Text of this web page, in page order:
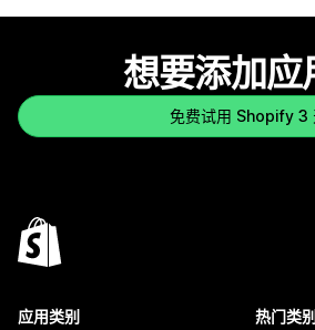
想要添加应
免费试用 Shopify 3
应用类别 热门类别